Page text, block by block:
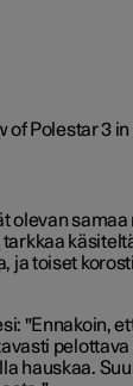
olevan
ja toiset
"Ennakoin,
hauskaa.